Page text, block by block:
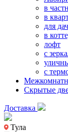
в
в
для
в
лофт
с
с
Скрытые
Доставка
Тула